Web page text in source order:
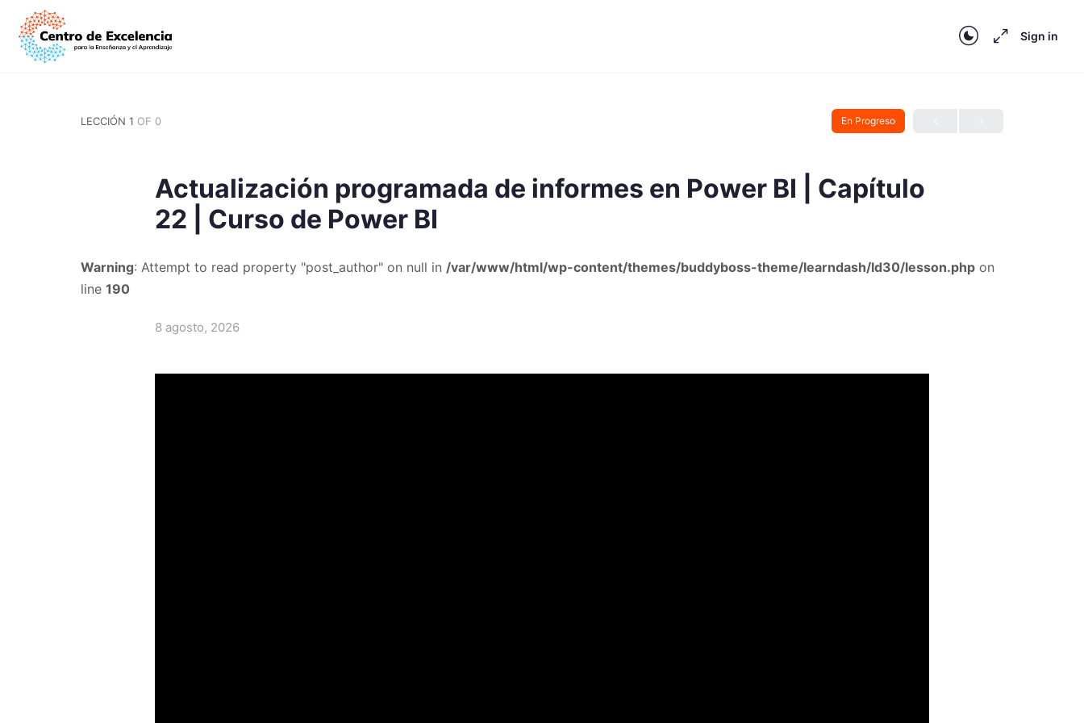
Sign in
LECCIÓN 1 OF 0 En Progreso
Actualización programada de informes en Power BI | Capítulo
22 | Curso de Power BI
Warning: Attempt to read property "post_author" on null in /var/www/html/wp-content/themes/buddyboss-theme/learndash/ld30/lesson.php on
line 190
8 agosto, 2026